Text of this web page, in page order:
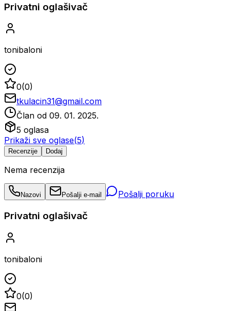
Privatni oglašivač
tonibaloni
0(0)
tkulacin31@gmail.com
Član od 09. 01. 2025.
5 oglasa
Prikaži sve oglase(5)
Recenzije Dodaj
Nema recenzija
Nazovi Pošalji e-mail Pošalji poruku
Privatni oglašivač
tonibaloni
0(0)